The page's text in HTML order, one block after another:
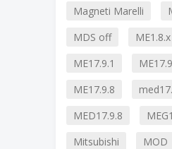
Magneti Marelli
MDS off
ME1.8.x
ME17.9.1
ME17.9.8
MED17.9.8
Mitsubishi
MOD